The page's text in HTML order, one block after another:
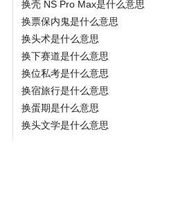
换壳 NS Pro Max是什么意思
换票保内鬼是什么意思
换头术是什么意思
换下赛道是什么意思
换位私考是什么意思
换宿旅行是什么意思
换蛋期是什么意思
换头文学是什么意思